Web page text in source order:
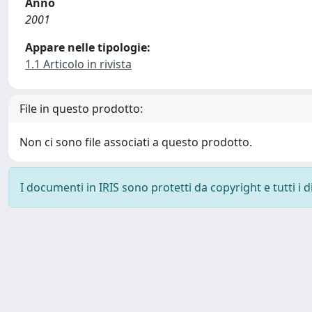
2001
Appare nelle tipologie:
1.1 Articolo in rivista
File in questo prodotto:
Non ci sono file associati a questo prodotto.
I documenti in IRIS sono protetti da copyright e tutti i